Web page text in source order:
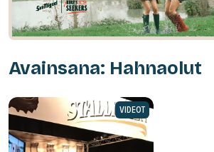
Avainsana: Hahnaolut
VIDEOT